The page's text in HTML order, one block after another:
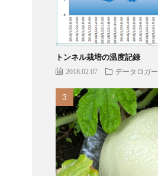
トンネル栽培の温度記録
2018.02.07 データロガー